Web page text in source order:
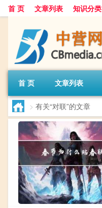
首 页 文章列表 知识分类
首 页 文章列表
> 有关“对联”的文章